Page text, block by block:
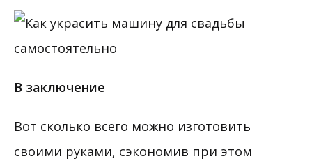
В заключение
Вот сколько всего можно изготовить
своими руками, сэкономив при этом